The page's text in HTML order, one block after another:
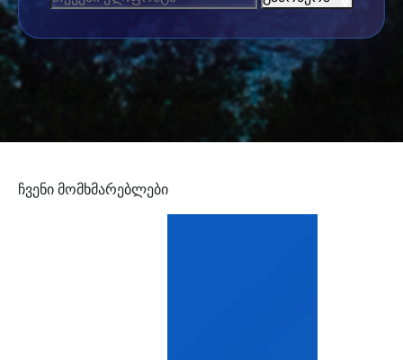
ჩვენი მომხმარებლები